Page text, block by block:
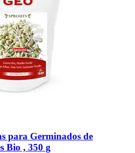
para Germinados de
Bio , 350 g